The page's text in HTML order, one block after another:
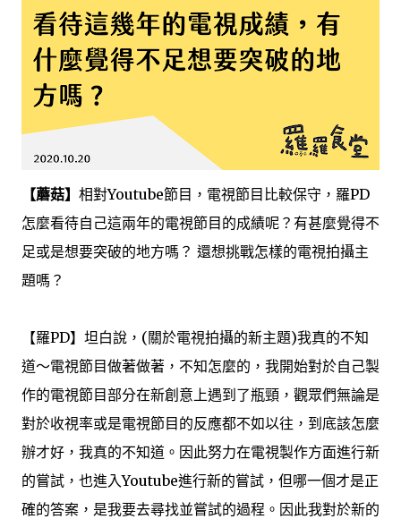
【蘑菇】 相對Youtube節目，電視節目比較保守，羅PD
怎麼看待自己這兩年的電視節目的成績呢？有甚麼覺得不
足或是想要突破的地方嗎？ 還想挑戰怎樣的電視拍攝主
題嗎？
【羅PD】坦白說，(關於電視拍攝的新主題)我真的不知
道～電視節目做著做著，不知怎麼的，我開始對於自己製
作的電視節目部分在新創意上遇到了瓶頸，觀眾們無論是
對於收視率或是電視節目的反應都不如以往，到底該怎麼
辦才好，我真的不知道。因此努力在電視製作方面進行新
的嘗試，也進入Youtube進行新的嘗試，但哪一個才是正
確的答案，是我要去尋找並嘗試的過程。因此我對於新的